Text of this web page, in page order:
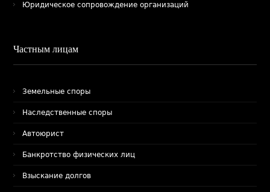
Юридическое сопровождение организаций
Частным лицам
Земельные споры
Наследственные споры
Автоюрист
Банкротство физических лиц
Взыскание долгов